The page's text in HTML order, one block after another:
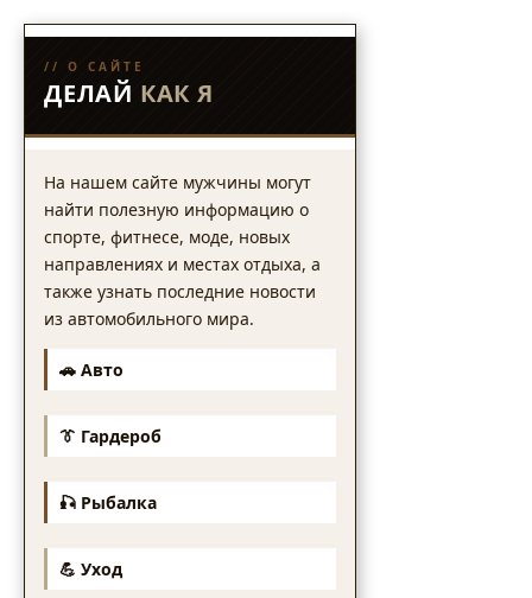
// О САЙТЕ
ДЕЛАЙ КАК Я
На нашем сайте мужчины могут
найти полезную информацию о
спорте, фитнесе, моде, новых
направлениях и местах отдыха, а
также узнать последние новости
из автомобильного мира.
🚗 Авто
👔 Гардероб
🎣 Рыбалка
💪 Уход